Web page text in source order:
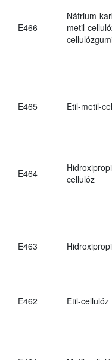
E466
Nátrium-
metil-
E465 Etil-metil-
E464
cellulóz
E463
E462 Etil-cellulóz